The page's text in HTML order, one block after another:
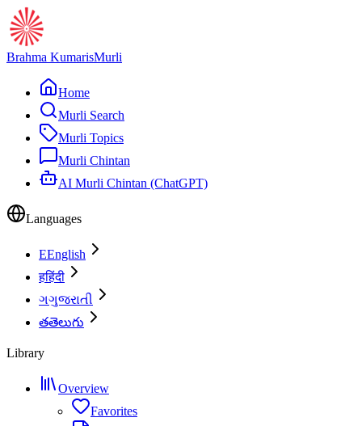
Brahma KumarisMurli
Home
Murli Search
Murli Topics
Murli Chintan
AI Murli Chintan (ChatGPT)
Languages
EEnglish
हहिंदी
ગગુજરાતી
తతెలుగు
Library
Overview
Favorites